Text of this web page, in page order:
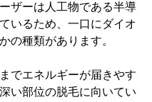
ザーは人工物である半導
いるため、一口にダイオ
の種類があります。
でエネルギーが届きやす
い部位の脱毛に向いてい